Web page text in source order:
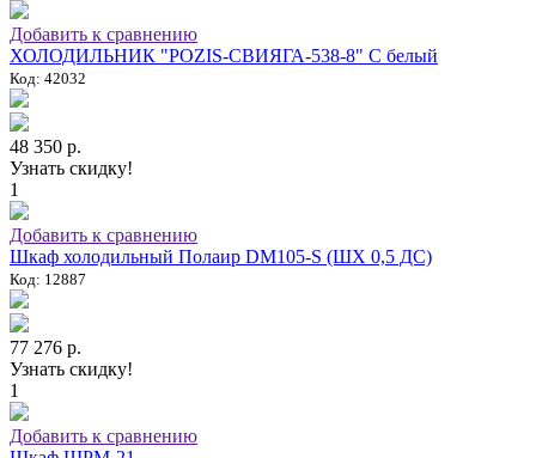
Добавить к сравнению
ХОЛОДИЛЬНИК "POZIS-СВИЯГА-538-8" C белый
Код: 42032
48 350 р.
Узнать скидку!
1
Добавить к сравнению
Шкаф холодильный Полаир DM105-S (ШХ 0,5 ДС)
Код: 12887
77 276 р.
Узнать скидку!
1
Добавить к сравнению